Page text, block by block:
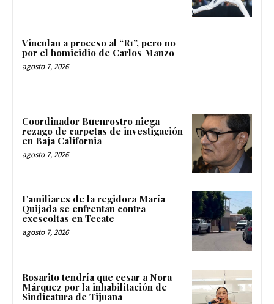
Vinculan a proceso al “R1”, pero no
por el homicidio de Carlos Manzo
agosto 7, 2026
Coordinador Buenrostro niega
rezago de carpetas de investigación
en Baja California
agosto 7, 2026
Familiares de la regidora María
Quijada se enfrentan contra
exescoltas en Tecate
agosto 7, 2026
Rosarito tendría que cesar a Nora
Márquez por la inhabilitación de
Sindicatura de Tijuana